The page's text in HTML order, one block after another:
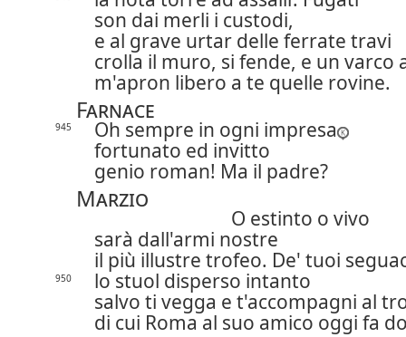
son dai merli i custodi,
e al grave urtar delle ferrate travi
crolla il muro, si fende, e un varco
m'apron libero a te quelle rovine.
Farnace
945
Oh sempre in ogni impresa
fortunato ed invitto
genio roman! Ma il padre?
Marzio
O estinto o vivo
sarà dall'armi nostre
il più illustre trofeo. De' tuoi
950
lo stuol disperso intanto
salvo ti vegga e t'accompagni al
di cui Roma al suo amico oggi fa